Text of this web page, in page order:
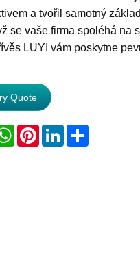
a tvořil samotný
se vaše firma spoléhá na
LUYI vám poskytne
Quote
WhatsApp
PinterestLinkedInShare